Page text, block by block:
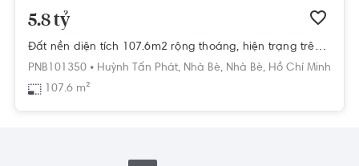
5.8 tỷ
Đất nền diện tích 107.6m2 rộng thoáng, hiện trạng trên đất có nhà tiền chế.
PNB101350 • Huỳnh Tấn Phát, Nhà Bè, Nhà Bè, Hồ Chí Minh
107.6 m²